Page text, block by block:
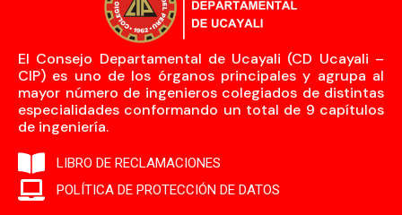
El Consejo Departamental de Ucayali (CD Ucayali –
CIP) es uno de los órganos principales y agrupa al
mayor número de ingenieros colegiados de distintas
especialidades conformando un total de 9 capítulos
de ingeniería.
LIBRO DE RECLAMACIONES
POLÍTICA DE PROTECCIÓN DE DATOS